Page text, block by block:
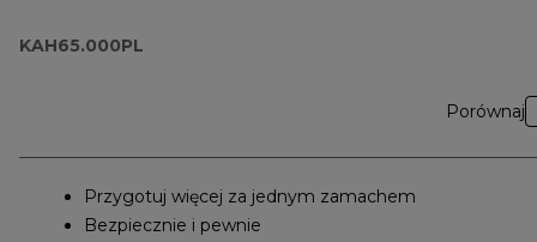
KAH65.000PL
Porównaj
Przygotuj więcej za jednym zamachem
Bezpiecznie i pewnie